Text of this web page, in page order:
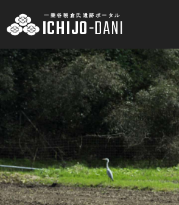
一乗谷朝倉氏遺跡ポータル
ICHIJO-DANI
一乗谷朝倉氏遺跡ポータル
ICHIJO-DANI
INDEX
MUSEUM 一乗
SITE